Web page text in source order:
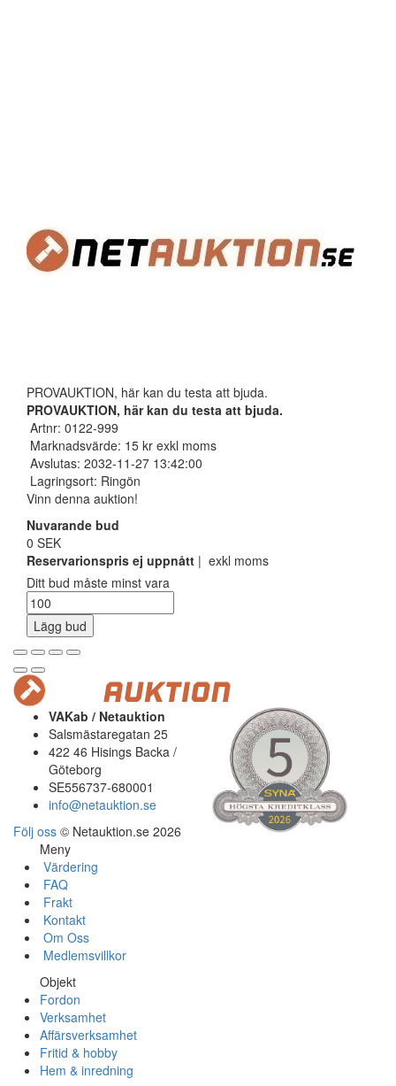
PROVAUKTION, här kan du testa att bjuda.
PROVAUKTION, här kan du testa att bjuda.
Artnr: 0122-999
Marknadsvärde: 15 kr exkl moms
Avslutas: 2032-11-27 13:42:00
Lagringsort: Ringön
Vinn denna auktion!
Nuvarande bud
0 SEK
Reservarionspris ej uppnått | exkl moms
Ditt bud måste minst vara
Lägg bud
VAKab / Netauktion
Salsmästaregatan 25
422 46 Hisings Backa /
Göteborg
SE556737-680001
info@netauktion.se
Följ oss © Netauktion.se 2026
Meny
Värdering
FAQ
Frakt
Kontakt
Om Oss
Medlemsvillkor
Objekt
Fordon
Verksamhet
Affärsverksamhet
Fritid & hobby
Hem & inredning